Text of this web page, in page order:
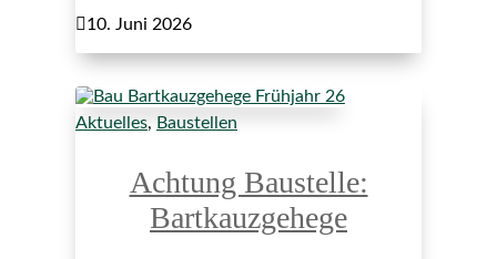
10. Juni 2026
Aktuelles, Baustellen
Achtung Baustelle:
Bartkauzgehege